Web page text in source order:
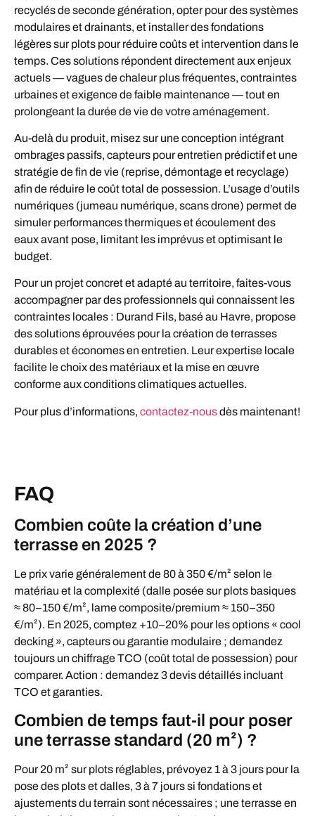
recyclés de seconde génération, opter pour des systèmes
modulaires et drainants, et installer des fondations
légères sur plots pour réduire coûts et intervention dans le
temps. Ces solutions répondent directement aux enjeux
actuels — vagues de chaleur plus fréquentes, contraintes
urbaines et exigence de faible maintenance — tout en
prolongeant la durée de vie de votre aménagement.
Au-delà du produit, misez sur une conception intégrant
ombrages passifs, capteurs pour entretien prédictif et une
stratégie de fin de vie (reprise, démontage et recyclage)
afin de réduire le coût total de possession. L’usage d’outils
numériques (jumeau numérique, scans drone) permet de
simuler performances thermiques et écoulement des
eaux avant pose, limitant les imprévus et optimisant le
budget.
Pour un projet concret et adapté au territoire, faites-vous
accompagner par des professionnels qui connaissent les
contraintes locales : Durand Fils, basé au Havre, propose
des solutions éprouvées pour la création de terrasses
durables et économes en entretien. Leur expertise locale
facilite le choix des matériaux et la mise en œuvre
conforme aux conditions climatiques actuelles.
Pour plus d’informations, contactez-nousdès maintenant!
FAQ
Combien coûte la création d’une
terrasse en 2025 ?
Le prix varie généralement de 80 à 350 €/m² selon le
matériau et la complexité (dalle posée sur plots basiques
≈ 80–150 €/m², lame composite/premium ≈ 150–350
€/m²). En 2025, comptez +10–20% pour les options « cool
decking », capteurs ou garantie modulaire ; demandez
toujours un chiffrage TCO (coût total de possession) pour
comparer. Action : demandez 3 devis détaillés incluant
TCO et garanties.
Combien de temps faut-il pour poser
une terrasse standard (20 m²) ?
Pour 20 m² sur plots réglables, prévoyez 1 à 3 jours pour la
pose des plots et dalles, 3 à 7 jours si fondations et
ajustements du terrain sont nécessaires ; une terrasse en